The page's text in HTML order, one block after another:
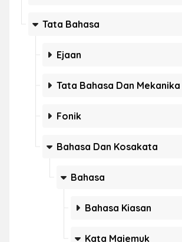
Tata Bahasa
Ejaan
Tata Bahasa Dan Mekanika
Fonik
Bahasa Dan Kosakata
Bahasa
Bahasa Kiasan
Kata Majemuk